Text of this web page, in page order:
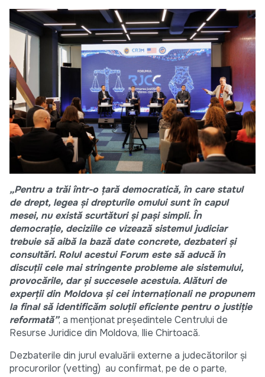
„Pentru a trăi într-o țară democratică, în care statul
de drept, legea și drepturile omului sunt în capul
mesei, nu există scurtături și pași simpli. În
democrație, deciziile ce vizează sistemul judiciar
trebuie să aibă la bază date concrete, dezbateri și
consultări. Rolul acestui Forum este să aducă în
discuții cele mai stringente probleme ale sistemului,
provocările, dar și succesele acestuia. Alături de
experții din Moldova și cei internaționali ne propunem
la final să identificăm soluții eficiente pentru o justiție
reformată”, a menționat președintele Centrului de
Resurse Juridice din Moldova, Ilie Chirtoacă.
Dezbaterile din jurul evaluării externe a judecătorilor și
procurorilor (vetting) au confirmat, pe de o parte,